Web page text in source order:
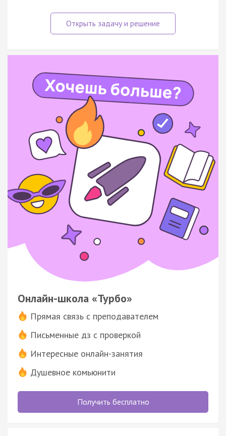
Онлайн-школа «Турбо»
Прямая связь с преподавателем
Письменные дз с проверкой
Интересные онлайн-занятия
Душевное комьюнити
Получить бесплатно